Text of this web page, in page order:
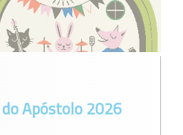
Apóstolo 2026